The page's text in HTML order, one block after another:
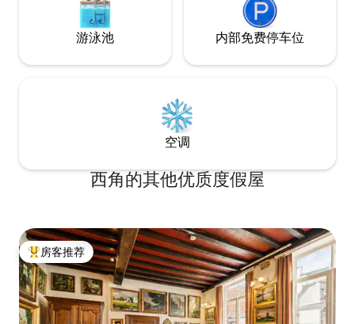
游泳池 内部免费停车位
空调
西角的其他优质度假屋
热门「房客推荐」
房客推荐